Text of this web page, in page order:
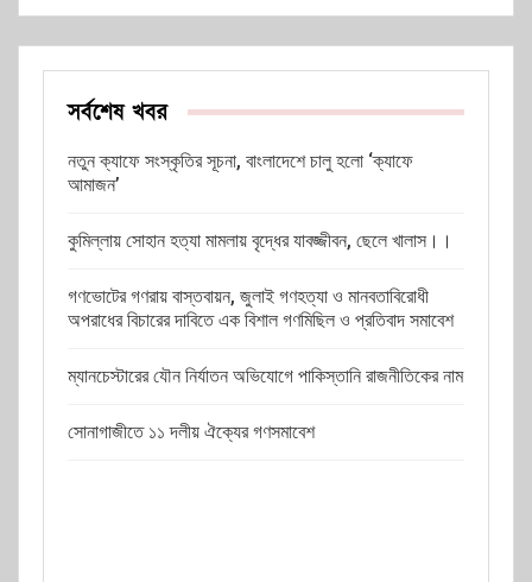
সর্বশেষ খবর
নতুন ক্যাফে সংস্কৃতির সূচনা, বাংলাদেশে চালু হলো ‘ক্যাফে
আমাজন’
কুমিল্লায় সোহান হত্যা মামলায় বৃদ্ধের যাবজ্জীবন, ছেলে খালাস।।
গণভোটের গণরায় বাস্তবায়ন, জুলাই গণহত্যা ও মানবতাবিরোধী
অপরাধের বিচারের দাবিতে এক বিশাল গণমিছিল ও প্রতিবাদ সমাবেশ
ম্যানচেস্টারের যৌন নির্যাতন অভিযোগে পাকিস্তানি রাজনীতিকের নাম
সোনাগাজীতে ১১ দলীয় ঐক্যের গণসমাবেশ